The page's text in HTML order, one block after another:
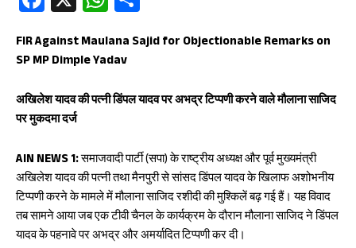
ce
b
oo
k
ha
ts
A
p
ha
re
FIR Against Maulana Sajid for Objectionable Remarks on
SP MP Dimple Yadav
अखिलेश यादव की पत्नी डिंपल यादव पर अभद्र टिप्पणी करने वाले मौलाना साजिद
पर मुकदमा दर्ज
AIN NEWS 1:समाजवादी पार्टी (सपा) के राष्ट्रीय अध्यक्ष और पूर्व मुख्यमंत्री
अखिलेश यादव की पत्नी तथा मैनपुरी से सांसद डिंपल यादव के खिलाफ अशोभनीय
टिप्पणी करने के मामले में मौलाना साजिद रशीदी की मुश्किलें बढ़ गई हैं। यह विवाद
तब सामने आया जब एक टीवी चैनल के कार्यक्रम के दौरान मौलाना साजिद ने डिंपल
यादव के पहनावे पर अभद्र और अमर्यादित टिप्पणी कर दी।